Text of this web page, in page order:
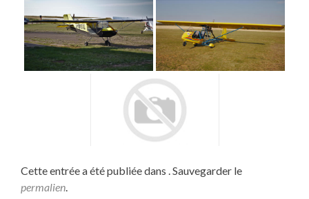
Cette entrée a été publiée dans . Sauvegarder le
permalien.